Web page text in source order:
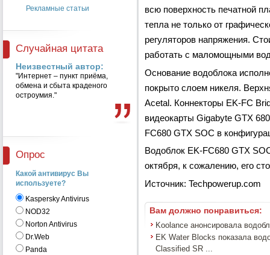
всю поверхность печатной
тепла не только от
регуляторов напряжения.
работать с маломощными
Основание водоблока
покрыто слоем никеля.
Acetal. Коннекторы EK-FC
видеокарты Gigabyte GTX
FC680 GTX SOC в
Водоблок EK-FC680 GTX
октября, к сожалению, его
Источник: Techpowerup.com
Вам должно понравиться:
Koolance анонсировала
EK Water Blocks показала
Classified SR ...
Рекламные статьи
Случайная цитата
Неизвестный автор:
"Интернет – пункт приёма,
обмена и сбыта краденого
остроумия."
Опрос
Какой антивирус Вы
используете?
Kaspersky Antivirus
NOD32
Norton Antivirus
Dr.Web
Panda